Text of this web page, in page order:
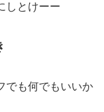
しとけーー
でも何でもいいか